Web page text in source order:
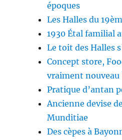
époques
Les Halles du
1930 Étal familial
Le toit des Halles
Concept store,
vraiment nouveau
Pratique d’antan
Ancienne devise
Munditiae
Des cèpes à